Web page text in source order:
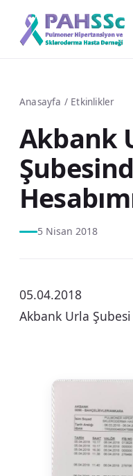
Anasayfa / Etkinlikler
Akbank
5 Nisan 2018
05.04.2018
Akbank Urla Şubesi